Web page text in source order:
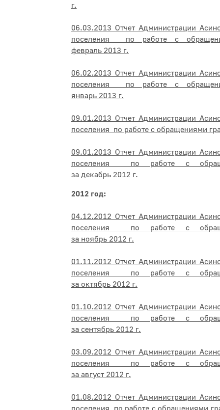
г.
06.03.2013 Отчет Администрации
поселения по работе с
февраль 2013 г.
06.02.2013 Отчет Администрации
поселения по работе с
январь 2013 г.
09.01.2013 Отчет Администрации
поселения по работе с обращениями
09.01.2013 Отчет Администрации
поселения по работе с
за декабрь 2012 г.
2012 год:
04.12.2012 Отчет Администрации
поселения по работе с
за ноябрь 2012 г.
01.11.2012 Отчет Администрации
поселения по работе с
за октябрь 2012 г.
01.10.2012 Отчет Администрации
поселения по работе с
за сентябрь 2012 г.
03.09.2012 Отчет Администрации
поселения по работе с
за август 2012 г.
01.08.2012 Отчет Администрации